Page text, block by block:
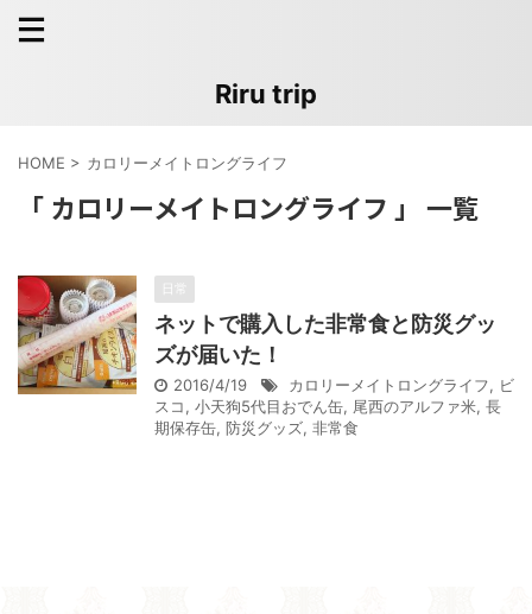
Riru trip
HOME > カロリーメイトロングライフ
「 カロリーメイトロングライフ 」 一覧
ネットで購入した非常食と防災グッ
ズが届いた！
2016/4/19 カロリーメイトロングライフ, ビ
スコ, 小天狗5代目おでん缶, 尾西のアルファ米, 長
期保存缶, 防災グッズ, 非常食